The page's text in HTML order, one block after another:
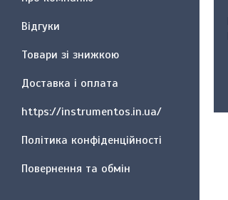
Відгуки
Товари зі знижкою
Доставка і оплата
https://instrumentos.in.ua/
Політика конфіденційності
Повернення та обмін